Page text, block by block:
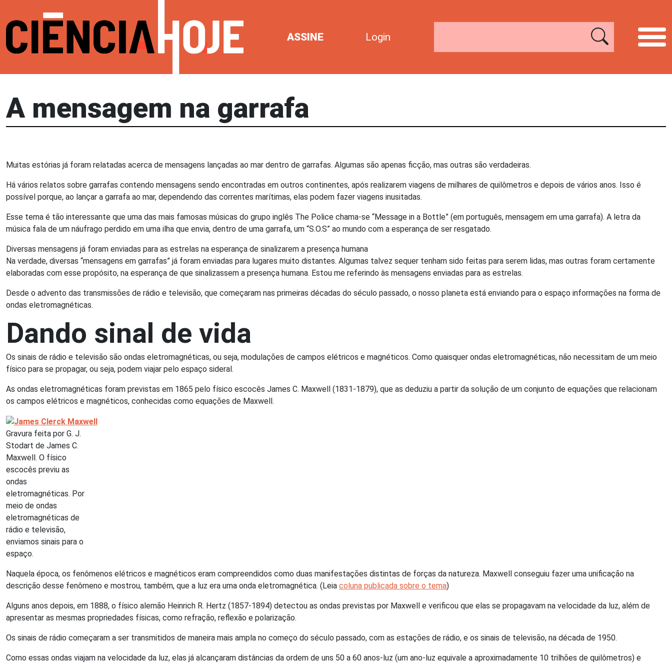
ASSINE Login
A mensagem na garrafa
Muitas estórias já foram relatadas acerca de mensagens lançadas ao mar dentro de garrafas. Algumas são apenas ficção, mas outras são verdadeiras.
Há vários relatos sobre garrafas contendo mensagens sendo encontradas em outros continentes, após realizarem viagens de milhares de quilômetros e depois de vários anos. Isso é
possível porque, ao lançar a garrafa ao mar, dependendo das correntes marítimas, elas podem fazer viagens inusitadas.
Esse tema é tão interessante que uma das mais famosas músicas do grupo inglês The Police chama-se “Message in a Bottle” (em português, mensagem em uma garrafa). A letra da
música fala de um náufrago perdido em uma ilha que envia, dentro de uma garrafa, um “S.O.S” ao mundo com a esperança de ser resgatado.
Diversas mensagens já foram enviadas para as estrelas na esperança de sinalizarem a presença humana
Na verdade, diversas “mensagens em garrafas” já foram enviadas para lugares muito distantes. Algumas talvez sequer tenham sido feitas para serem lidas, mas outras foram certamente
elaboradas com esse propósito, na esperança de que sinalizassem a presença humana. Estou me referindo às mensagens enviadas para as estrelas.
Desde o advento das transmissões de rádio e televisão, que começaram nas primeiras décadas do século passado, o nosso planeta está enviando para o espaço informações na forma de
ondas eletromagnéticas.
Dando sinal de vida
Os sinais de rádio e televisão são ondas eletromagnéticas, ou seja, modulações de campos elétricos e magnéticos. Como quaisquer ondas eletromagnéticas, não necessitam de um meio
físico para se propagar, ou seja, podem viajar pelo espaço sideral.
As ondas eletromagnéticas foram previstas em 1865 pelo físico escocês James C. Maxwell (1831-1879), que as deduziu a partir da solução de um conjunto de equações que relacionam
os campos elétricos e magnéticos, conhecidas como equações de Maxwell.
Gravura feita por G. J.
Stodart de James C.
Maxwell. O físico
escocês previu as
ondas
eletromagnéticas. Por
meio de ondas
eletromagnéticas de
rádio e televisão,
enviamos sinais para o
espaço.
Naquela época, os fenômenos elétricos e magnéticos eram compreendidos como duas manifestações distintas de forças da natureza. Maxwell conseguiu fazer uma unificação na
descrição desse fenômeno e mostrou, também, que a luz era uma onda eletromagnética. (Leia coluna publicada sobre o tema)
Alguns anos depois, em 1888, o físico alemão Heinrich R. Hertz (1857-1894) detectou as ondas previstas por Maxwell e verificou que elas se propagavam na velocidade da luz, além de
apresentar as mesmas propriedades físicas, como refração, reflexão e polarização.
Os sinais de rádio começaram a ser transmitidos de maneira mais ampla no começo do século passado, com as estações de rádio, e os sinais de televisão, na década de 1950.
Como essas ondas viajam na velocidade da luz, elas já alcançaram distâncias da ordem de uns 50 a 60 anos-luz (um ano-luz equivale a aproximadamente 10 trilhões de quilômetros) e